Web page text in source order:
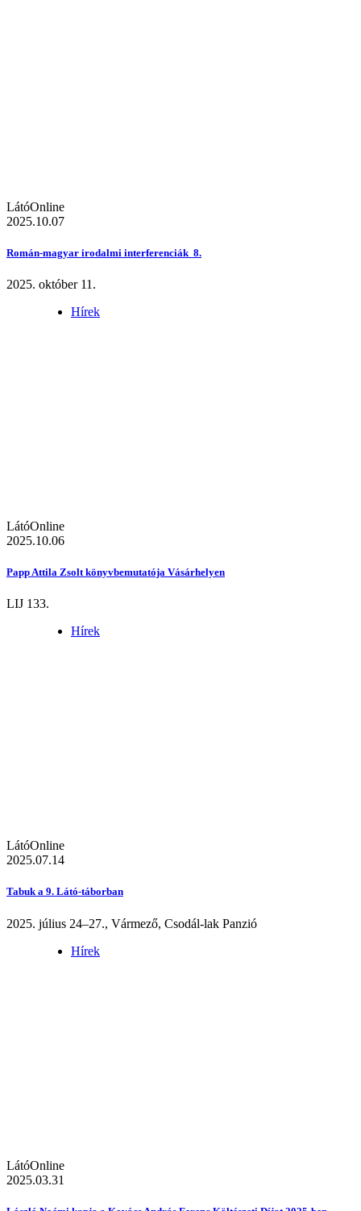
LátóOnline
2025.10.07
Román-magyar irodalmi interferenciák 8.
2025. október 11.
Hírek
LátóOnline
2025.10.06
Papp Attila Zsolt könyvbemutatója Vásárhelyen
LIJ 133.
Hírek
LátóOnline
2025.07.14
Tabuk a 9. Látó-táborban
2025. július 24–27., Vármező, Csodál-lak Panzió
Hírek
LátóOnline
2025.03.31